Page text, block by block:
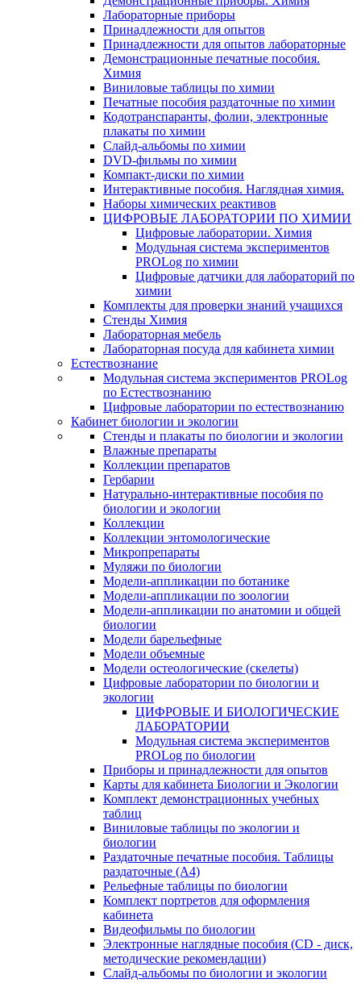
Лабораторные приборы
Принадлежности для опытов
Принадлежности для опытов лабораторные
Демонстрационные печатные пособия.
Химия
Виниловые таблицы по химии
Печатные пособия раздаточные по химии
Кодотранспаранты, фолии, электронные
плакаты по химии
Слайд-альбомы по химии
DVD-фильмы по химии
Компакт-диски по химии
Интерактивные пособия. Наглядная химия.
Наборы химических реактивов
ЦИФРОВЫЕ ЛАБОРАТОРИИ ПО ХИМИИ
Цифровые лаборатории. Химия
Модульная система экспериментов
PROLog по химии
Цифровые датчики для лабораторий по
химии
Комплекты для проверки знаний учащихся
Стенды Химия
Лабораторная мебель
Лабораторная посуда для кабинета химии
Естествознание
Модульная система экспериментов PROLog
по Естествознанию
Цифровые лаборатории по естествознанию
Кабинет биологии и экологии
Стенды и плакаты по биологии и экологии
Влажные препараты
Коллекции препаратов
Гербарии
Натурально-интерактивные пособия по
биологии и экологии
Коллекции
Коллекции энтомологические
Микропрепараты
Муляжи по биологии
Модели-аппликации по ботанике
Модели-аппликации по зоологии
Модели-аппликации по анатомии и общей
биологии
Модели барельефные
Модели объемные
Модели остеологические (скелеты)
Цифровые лаборатории по биологии и
экологии
ЦИФРОВЫЕ И БИОЛОГИЧЕСКИЕ
ЛАБОРАТОРИИ
Модульная система экспериментов
PROLog по биологии
Приборы и принадлежности для опытов
Карты для кабинета Биологии и Экологии
Комплект демонстрационных учебных
таблиц
Виниловые таблицы по экологии и
биологии
Раздаточные печатные пособия. Таблицы
раздаточные (А4)
Рельефные таблицы по биологии
Комплект портретов для оформления
кабинета
Видеофильмы по биологии
Электронные наглядные пособия (CD - диск,
методические рекомендации)
Слайд-альбомы по биологии и экологии